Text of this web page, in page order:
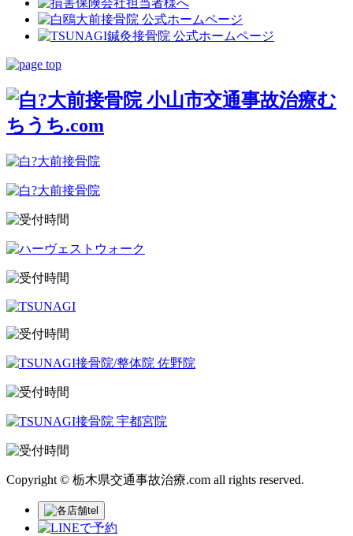
Copyright © 栃木県交通事故治療.com all rights reserved.